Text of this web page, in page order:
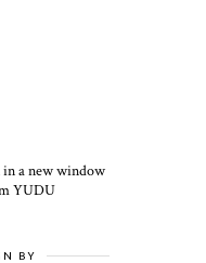
a new window
YUDU
BY